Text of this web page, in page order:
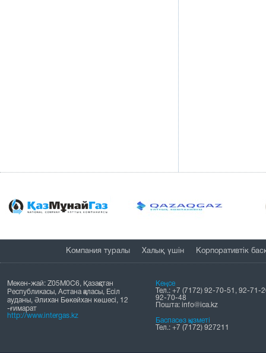
Компания туралы Халық үшін Корпоративтік
Мекен-жай: Z05M0C6, Қазақстан
Республикасы, Астана қаласы, Есіл
ауданы, Әлихан Бөкейхан көшесі, 12
-ғимарат
http://www.intergas.kz
Кеңсе
Тел.: +7 (7172) 92-70-51, 92-71-
92-70-48
Пошта: info@ica.kz
Баспасөз қызметі
Тел.: +7 (7172) 927211